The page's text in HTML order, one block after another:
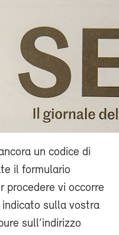
un codice di
il formulario
procedere vi occorre
sulla vostra
sull’indirizzo